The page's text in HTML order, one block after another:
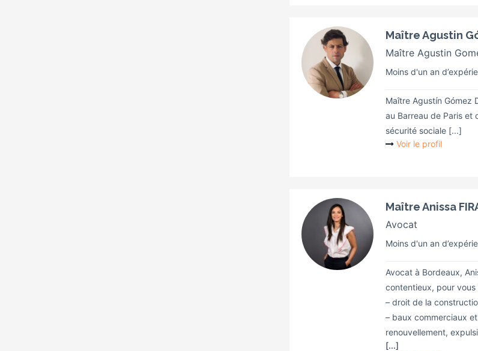
Maître Agustin
Maître Agustin
Moins d'un an
Maître Agustín Gómez
au Barreau de Paris et
sécurité sociale [...]
Voir le profil
Maître Anissa
Avocat
Moins d'un an
Avocat à Bordeaux,
contentieux, pour vous
– droit de la
– baux commerciaux
renouvellement,
[...]